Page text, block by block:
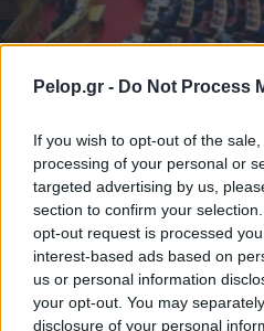
Pelop.gr - Do Not Process
If you wish to opt-out of the
processing of your personal or
targeted advertising by us,
section to confirm your
opt-out request is processed
interest-based ads based on
us or personal information
your opt-out. You may
disclosure of your personal
ΕΛΛΑΔΑ
Αποχώρησαν